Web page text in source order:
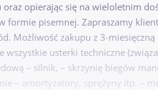
opierając się na wieloletnim
formie pisemnej. Zapraszamy
Możliwość zakupu z 3-
wszystkie usterki techniczne
– silnik, – skrzynię biegów
– amortyzatory, sprężyny itp. –